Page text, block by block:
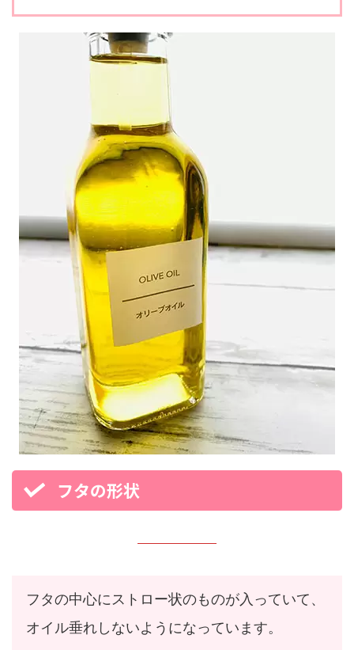
フタの形状
フタの中心にストロー状のものが入っていて、
オイル垂れしないようになっています。